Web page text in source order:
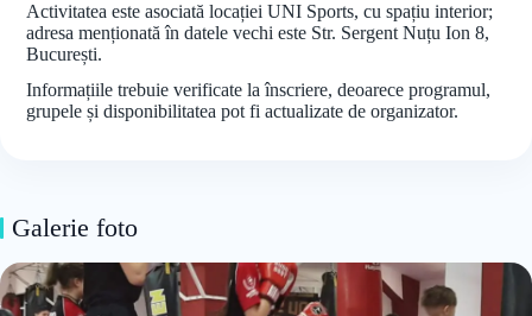
Activitatea este asociată locației UNI Sports, cu spațiu interior;
adresa menționată în datele vechi este Str. Sergent Nuțu Ion 8,
București.
Informațiile trebuie verificate la înscriere, deoarece programul,
grupele și disponibilitatea pot fi actualizate de organizator.
Galerie foto